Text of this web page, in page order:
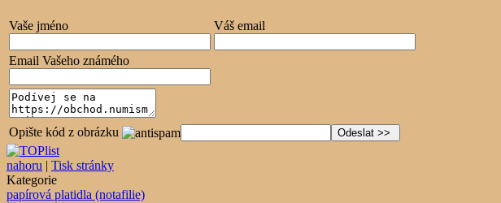
Vaše jméno Váš email
Email Vašeho známého
Opište kód z obrázku
nahoru | Tisk stránky
Kategorie
papírová platidla (notafilie)